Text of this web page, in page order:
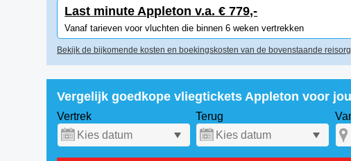
Last minute Appleton v.a. € 779,-
Vanaf tarieven voor vluchten die binnen 6 weken vertrekken
Bekijk de bijkomende kosten en boekingskosten van de bovenstaande
Vergelijk goedkope vliegtickets Appleton voor
Vertrek Terug